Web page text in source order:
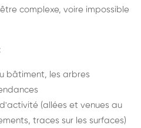
complexe, voire impossible
bâtiment, les arbres
(allées et venues au
traces sur les surfaces)